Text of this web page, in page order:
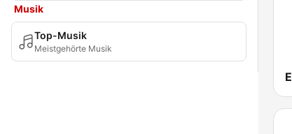
Musik
Top-Musik
Meistgehörte Musik